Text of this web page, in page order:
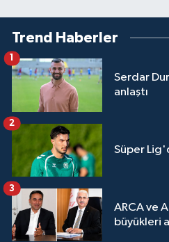
Trend Haberler
Serdar
anlaştı
Süper
2
ARCA ve
büyükleri
3